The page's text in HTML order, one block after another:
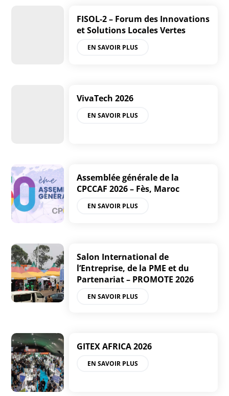
FISOL-2 – Forum des Innovations
et Solutions Locales Vertes
EN SAVOIR PLUS
VivaTech 2026
EN SAVOIR PLUS
Assemblée générale de la
CPCCAF 2026 – Fès, Maroc
EN SAVOIR PLUS
Salon International de
l’Entreprise, de la PME et du
Partenariat – PROMOTE 2026
EN SAVOIR PLUS
GITEX AFRICA 2026
EN SAVOIR PLUS